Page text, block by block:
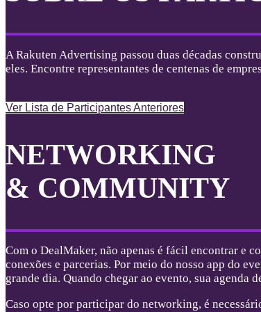
A Rakuten Advertising passou duas décadas
eles. Encontre representantes de centenas de
Ver Lista de Participantes Anteriores
NETWORKING
& COMMUNITY
Com o DealMaker, não apenas é fácil encontrar
conexões e parcerias. Por meio do nosso app do
grande dia. Quando chegar ao evento, sua agenda
Caso opte por participar do networking, é